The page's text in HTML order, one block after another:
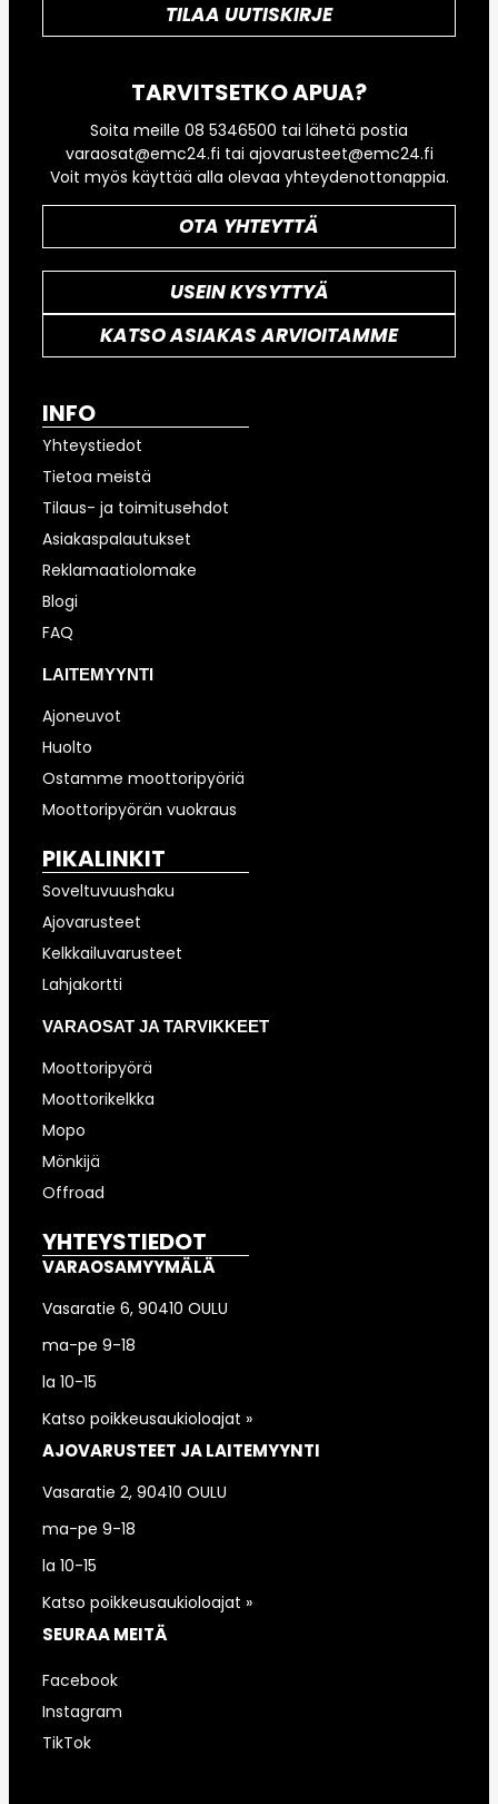
TILAA UUTISKIRJE
TARVITSETKO APUA?
Soita meille 08 5346500 tai lähetä postia
varaosat@emc24.fi tai ajovarusteet@emc24.fi
Voit myös käyttää alla olevaa yhteydenottonappia.
OTA YHTEYTTÄ
USEIN KYSYTTYÄ
KATSO ASIAKAS ARVIOITAMME
INFO
Yhteystiedot
Tietoa meistä
Tilaus- ja toimitusehdot
Asiakaspalautukset
Reklamaatiolomake
Blogi
FAQ
LAITEMYYNTI
Ajoneuvot
Huolto
Ostamme moottoripyöriä
Moottoripyörän vuokraus
PIKALINKIT
Soveltuvuushaku
Ajovarusteet
Kelkkailuvarusteet
Lahjakortti
VARAOSAT JA TARVIKKEET
Moottoripyörä
Moottorikelkka
Mopo
Mönkijä
Offroad
YHTEYSTIEDOT
VARAOSAMYYMÄLÄ
Vasaratie 6, 90410 OULU
ma-pe 9-18
la 10-15
Katso poikkeusaukioloajat »
AJOVARUSTEET JA LAITEMYYNTI
Vasaratie 2, 90410 OULU
ma-pe 9-18
la 10-15
Katso poikkeusaukioloajat »
SEURAA MEITÄ
Facebook
Instagram
TikTok